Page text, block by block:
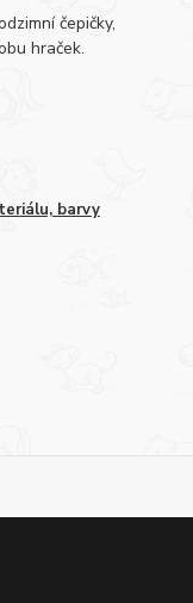
čepičky,
hraček.
barvy